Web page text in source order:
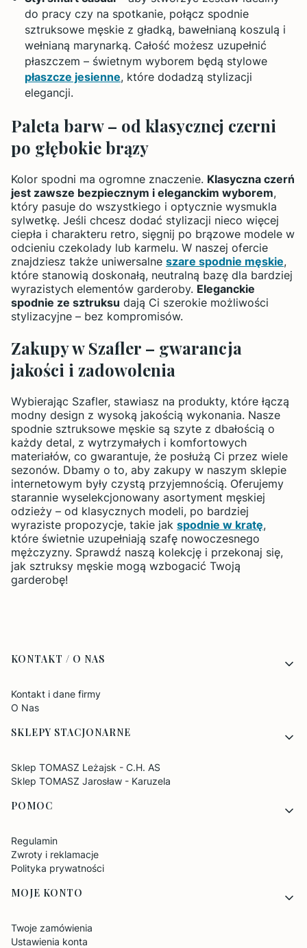
do pracy czy na spotkanie, połącz spodnie
sztruksowe męskie z gładką, bawełnianą koszulą i
wełnianą marynarką. Całość możesz uzupełnić
płaszczem – świetnym wyborem będą stylowe
płaszcze jesienne, które dodadzą stylizacji
elegancji.
Paleta barw – od klasycznej czerni
po głębokie brązy
Kolor spodni ma ogromne znaczenie. Klasyczna czerń
jest zawsze bezpiecznym i eleganckim wyborem,
który pasuje do wszystkiego i optycznie wysmukla
sylwetkę. Jeśli chcesz dodać stylizacji nieco więcej
ciepła i charakteru retro, sięgnij po brązowe modele w
odcieniu czekolady lub karmelu. W naszej ofercie
znajdziesz także uniwersalne szare spodnie męskie,
które stanowią doskonałą, neutralną bazę dla bardziej
wyrazistych elementów garderoby. Eleganckie
spodnie ze sztruksu dają Ci szerokie możliwości
stylizacyjne – bez kompromisów.
Zakupy w Szafler – gwarancja
jakości i zadowolenia
Wybierając Szafler, stawiasz na produkty, które łączą
modny design z wysoką jakością wykonania. Nasze
spodnie sztruksowe męskie są szyte z dbałością o
każdy detal, z wytrzymałych i komfortowych
materiałów, co gwarantuje, że posłużą Ci przez wiele
sezonów. Dbamy o to, aby zakupy w naszym sklepie
internetowym były czystą przyjemnością. Oferujemy
starannie wyselekcjonowany asortyment męskiej
odzieży – od klasycznych modeli, po bardziej
wyraziste propozycje, takie jak spodnie w kratę,
które świetnie uzupełniają szafę nowoczesnego
mężczyzny. Sprawdź naszą kolekcję i przekonaj się,
jak sztruksy męskie mogą wzbogacić Twoją
garderobę!
Linki w stopce
KONTAKT / O NAS
Kontakt i dane firmy
O Nas
SKLEPY STACJONARNE
Sklep TOMASZ Leżajsk - C.H. AS
Sklep TOMASZ Jarosław - Karuzela
POMOC
Regulamin
Zwroty i reklamacje
Polityka prywatności
MOJE KONTO
Twoje zamówienia
Ustawienia konta